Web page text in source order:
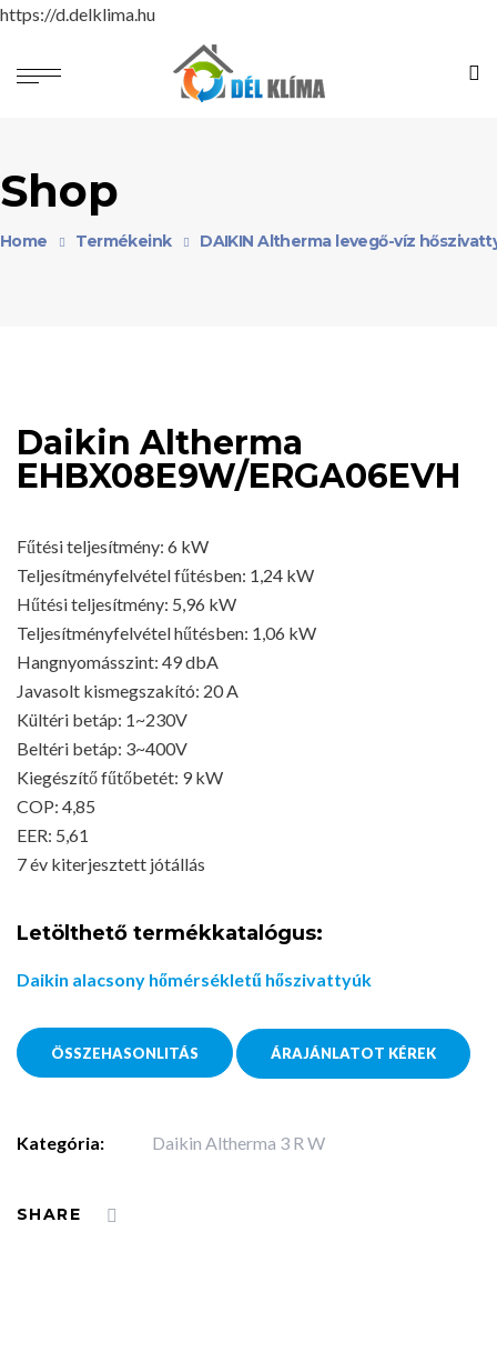
https://d.delklima.hu
Shop
Home Termékeink DAIKIN Altherma levegő-víz
Daikin Altherma
EHBX08E9W/ERGA06EVH
Fűtési teljesítmény: 6 kW
Teljesítményfelvétel fűtésben: 1,24 kW
Hűtési teljesítmény: 5,96 kW
Teljesítményfelvétel hűtésben: 1,06 kW
Hangnyomásszint: 49 dbA
Javasolt kismegszakító: 20 A
Kültéri betáp: 1~230V
Beltéri betáp: 3~400V
Kiegészítő fűtőbetét: 9 kW
COP: 4,85
EER: 5,61
7 év kiterjesztett jótállás
Letölthető termékkatalógus:
Daikin alacsony hőmérsékletű hőszivattyúk
ÖSSZEHASONLITÁS ÁRAJÁNLATOT KÉREK
Kategória: Daikin Altherma 3 R W
SHARE